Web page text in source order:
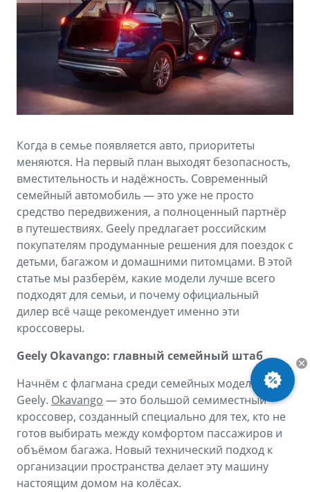
OKAVANGO
от 3 429 990 ₽*
MONJARO
от 4 349 990 ₽*
PREFACE GEELY EX5
от 3 769 990 ₽*
Аксессуары
Зарядные устройства
ФИНАНСЫ И УСЛУГИ
Автокредит
Страхование
GEELY Лизинг
Советы по эксплуатации
Спецпредложения
ПОДДЕРЖКА
Помощь на дорогах
Сервисная книжка
Вопросы и ответы
Когда в семье появляется авто, приоритеты
меняются. На первый план выходят безопасность,
вместительность и надёжность. Современный
семейный автомобиль — это уже не просто
средство передвижения, а полноценный партнёр
в путешествиях. Geely предлагает российским
покупателям продуманные решения для поездок с
детьми, багажом и домашними питомцами. В этой
статье мы разберём, какие модели лучше всего
подходят для семьи, и почему официальный
дилер всё чаще рекомендует именно эти
кроссоверы.
Geely Okavango: главный семейный штаб
Начнём с флагмана среди семейных моделей
Geely. Okavango — это большой семиместный
кроссовер, созданный специально для тех, кто не
готов выбирать между комфортом пассажиров и
объёмом багажа. Новый технический подход к
организации пространства делает эту машину
настоящим домом на колёсах.